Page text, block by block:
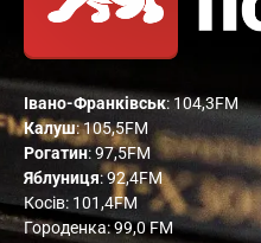
Івано-Франківськ: 104,3FM
Калуш: 105,5FM
Рогатин: 97,5FM
Яблуниця: 92,4FM
Косів: 101,4FM
Городенка: 99,0 FM